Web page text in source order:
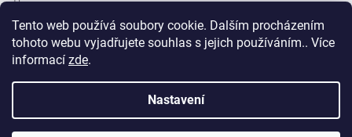
Tento web používá soubory cookie. Dalším procházením
tohoto webu vyjadřujete souhlas s jejich používáním.. Více
informací zde.
Nastavení
Facebook
Vytvořil Shoptet Premium